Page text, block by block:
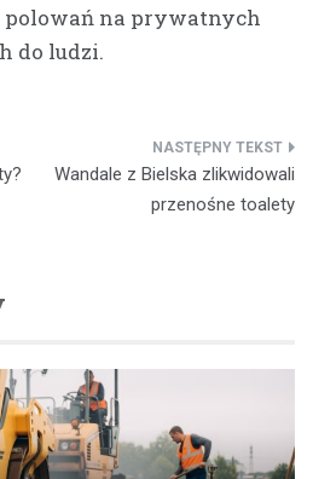
na prywatnych
do ludzi.
Wandale z Bielska zlikwidowali
przenośne toalety